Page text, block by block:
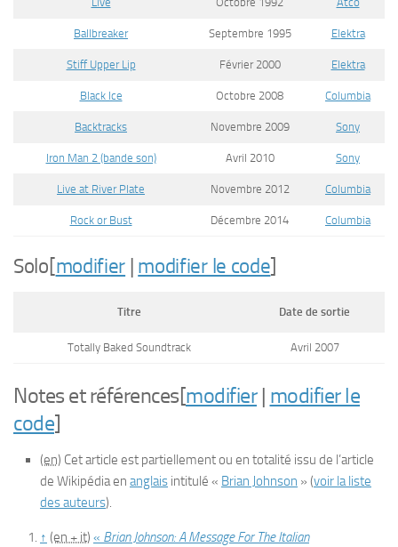
Ballbreaker Septembre 1995 Elektra
Stiff Upper Lip Février 2000 Elektra
Black Ice Octobre 2008 Columbia
Backtracks Novembre 2009 Sony
Iron Man 2 (bande son) Avril 2010 Sony
Live at River Plate Novembre 2012 Columbia
Rock or Bust Décembre 2014 Columbia
Solo[modifier modifier le code]
Titre Date de sortie
Totally Baked Soundtrack Avril 2007
Notes et références[modifier| modifier le
code]
(en) Cet article est partiellement ou en totalité issu de l’article
de Wikipédia en anglais intitulé « Brian Johnson » (voir la liste
des auteurs).
↑ (en + it) « Brian Johnson: A Message For The Italian